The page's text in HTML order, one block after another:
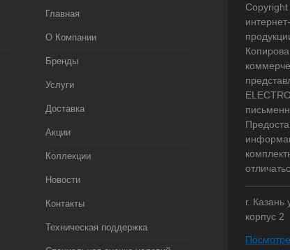
Главная
О Компании
Бренды
Услуги
Доставка
Акции
Коллекции
Новости
Контакты
Техническая поддержка
г.
корпус 2